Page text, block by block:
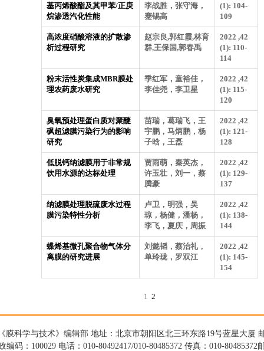
基丙烯酸酯及其甲苯/正庚
烷渗透汽化性能
李战胜，张守海，
蹇锡高
(1): 104-
109
高浓度硝酸溶液的扩散渗
析过程研究
赵宗良,郭红霞,林育
群,王保国,郭春禹
2022 ,42
(1): 110-
114
粉末活性炭集成MBR膜处
理农药废水研究
季红军，童裕佳，
李佳尧，李卫星
2022 ,42
(1): 115-
120
臭氧预处理蛋白质对聚醚
砜超滤膜污染行为的影响
研究
苗瑞，葛瑞飞，王
宇鹏，马炳鹏，杨
子晗，王磊
2022 ,42
(1): 121-
128
低脱钙纳滤膜用于非常规
饮用水源的达标处理
贾雨萌，秦英杰，
许玉壮，刘一，蔡
腾豪
2022 ,42
(1): 129-
137
纳滤膜处理脱硫废水过程
膜污染特性分析
卢卫，明强，吴
琼，杨健，潘杨，
李飞，夏庆，周振
2022 ,42
(1): 138-
144
蝶烯基微孔聚合物气体分
离膜的研究进展
刘懿韬，蔡治礼，
单玲珑，罗双江
2022 ,42
(1): 145-
154
1 2
膜科学与技术》编辑部 地址：北京市朝阳区北三环东路19号蓝星大厦
编码：100029 电话：010-80492417/010-80485372 传真：010-80485372